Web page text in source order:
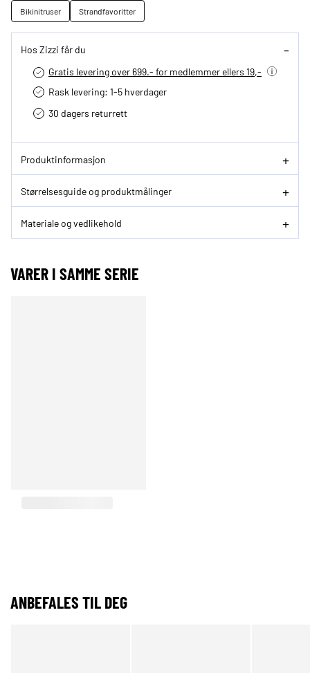
Bikinitruser Strandfavoritter
Hos Zizzi får du
Gratis levering over 699.- for medlemmer ellers 19,-
Rask levering: 1-5 hverdager
30 dagers returrett
Produktinformasjon
Størrelsesguide og produktmålinger
Materiale og vedlikehold
VARER I SAMME SERIE
ANBEFALES TIL DEG